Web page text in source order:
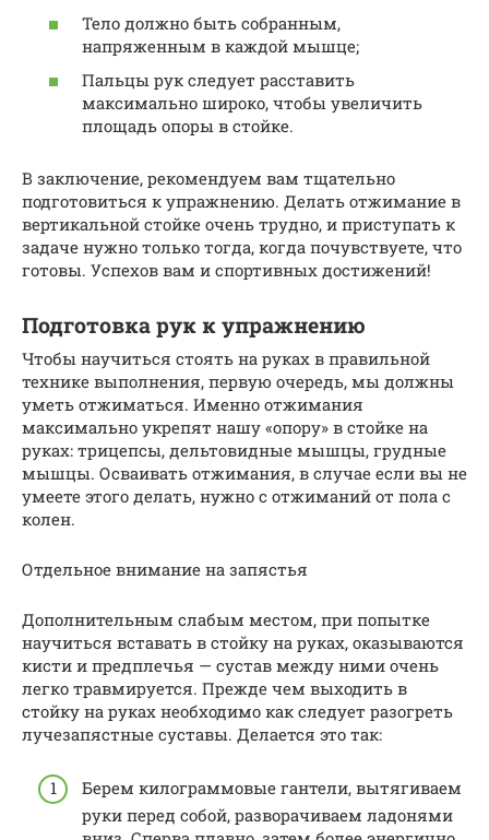
Тело должно быть собранным,
напряженным в каждой мышце;
Пальцы рук следует расставить
максимально широко, чтобы увеличить
площадь опоры в стойке.
В заключение, рекомендуем вам тщательно
подготовиться к упражнению. Делать отжимание в
вертикальной стойке очень трудно, и приступать к
задаче нужно только тогда, когда почувствуете, что
готовы. Успехов вам и спортивных достижений!
Подготовка рук к упражнению
Чтобы научиться стоять на руках в правильной
технике выполнения, первую очередь, мы должны
уметь отжиматься. Именно отжимания
максимально укрепят нашу «опору» в стойке на
руках: трицепсы, дельтовидные мышцы, грудные
мышцы. Осваивать отжимания, в случае если вы не
умеете этого делать, нужно с отжиманий от пола с
колен.
Отдельное внимание на запястья
Дополнительным слабым местом, при попытке
научиться вставать в стойку на руках, оказываются
кисти и предплечья — сустав между ними очень
легко травмируется. Прежде чем выходить в
стойку на руках необходимо как следует разогреть
лучезапястные суставы. Делается это так:
Берем килограммовые гантели, вытягиваем
руки перед собой, разворачиваем ладонями